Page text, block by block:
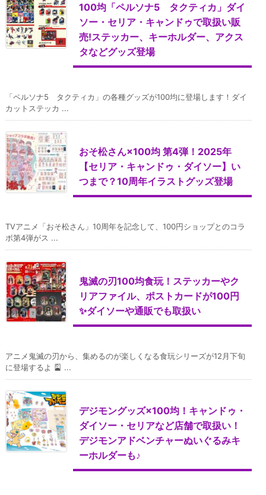
100均「ペルソナ5 タクティカ」ダイ
ソー・セリア・キャンドゥで取扱い販
売!ステッカー、キーホルダー、アクス
タなどグッズ登場
「ペルソナ5 タクティカ」の各種グッズが100均に登場します！ダイ
カットステッカ ...
おそ松さん×100均 第4弾！2025年
【セリア・キャンドゥ・ダイソー】い
つまで？10周年イラストグッズ登場
TVアニメ「おそ松さん」10周年を記念して、100円ショップとのコラ
ボ第4弾がス ...
鬼滅の刃100均食玩！ステッカーやク
リアファイル、ポストカードが100円
✨ダイソーや通販でも取扱い
アニメ鬼滅の刃から、集めるのが楽しくなる食玩シリーズが12月下旬
に登場するよ 🎴 ...
デジモングッズ×100均！キャンドゥ・
ダイソー・セリアなど店舗で取扱い！
デジモンアドベンチャーぬいぐるみキ
ーホルダーも♪